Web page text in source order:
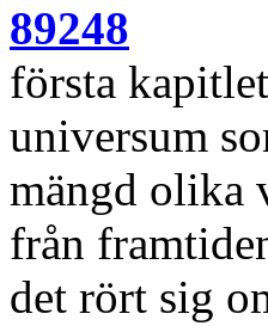
första
universum
mängd olika
från
det rört sig